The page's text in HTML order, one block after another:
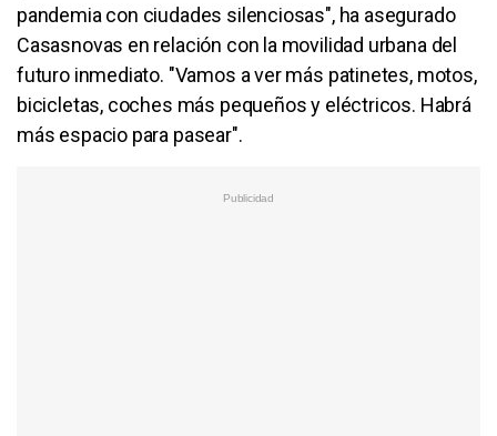
pandemia con ciudades silenciosas", ha asegurado
Casasnovas en relación con la movilidad urbana del
futuro inmediato. "Vamos a ver más patinetes, motos,
bicicletas, coches más pequeños y eléctricos. Habrá
más espacio para pasear".